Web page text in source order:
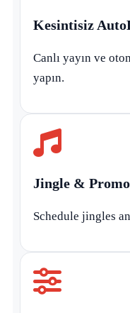
Kesintisiz
Canlı yayın ve
yapın.
Jingle &
Schedule jingles